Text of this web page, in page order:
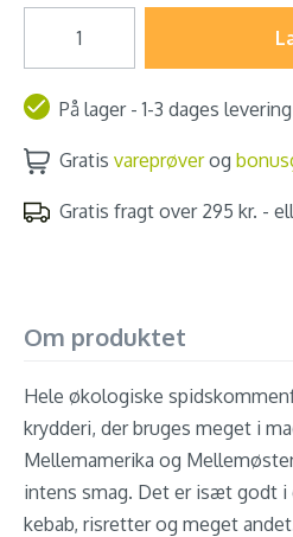
På lager - 1-3 dages levering
Gratis vareprøverog
Gratis fragt over 295 kr. -
Om produktet
Hele økologiske
krydderi, der bruges meget i
Mellemamerika og
intens smag. Det er isæt godt i
kebab, risretter og meget